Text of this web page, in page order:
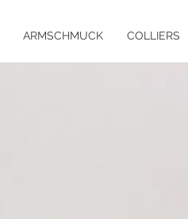
ARMSCHMUCK COLLIERS